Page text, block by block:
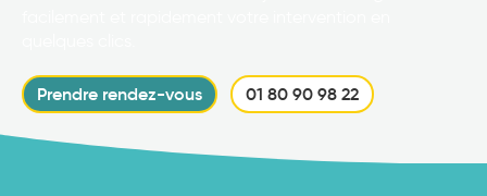
Prendre rendez-vous 01 80 90 98 22